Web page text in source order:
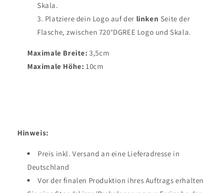
Skala.
Platziere dein Logo auf der linken Seite der
Flasche, zwischen 720°DGREE Logo und Skala.
Maximale Breite:3,5cm
Maximale Höhe: 10cm
Hinweis:
Preis inkl. Versand an eine Lieferadresse in
Deutschland
Vor der finalen Produktion ihres Auftrags erhalten